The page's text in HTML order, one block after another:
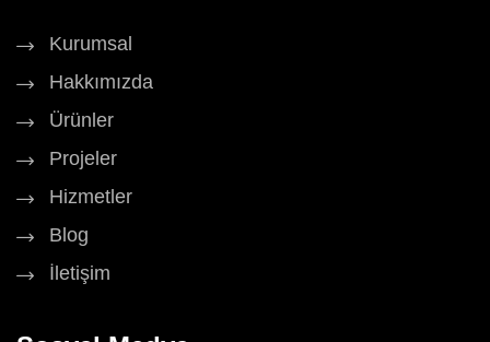
Kurumsal
Hakkımızda
Ürünler
Projeler
Hizmetler
Blog
İletişim